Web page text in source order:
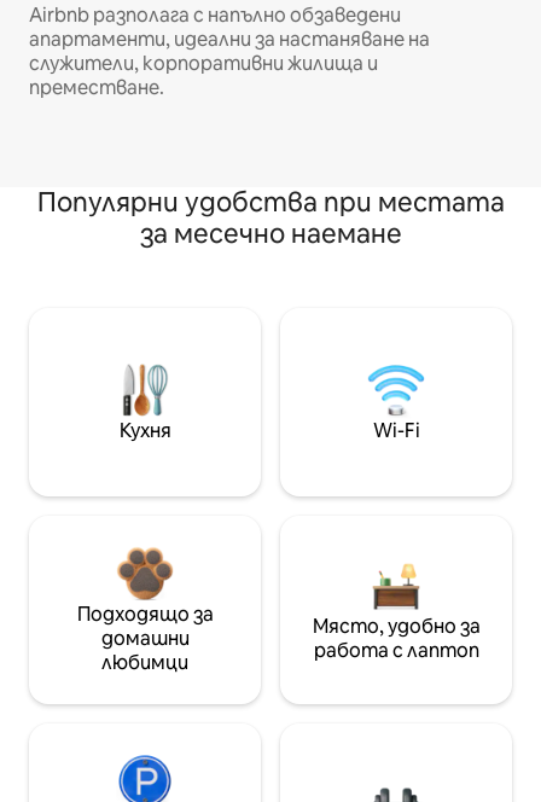
Airbnb разполага с напълно обзаведени
апартаменти, идеални за настаняване на
служители, корпоративни жилища и
преместване.
Популярни удобства при местата
за месечно наемане
Кухня Wi-Fi
Подходящо за
домашни
любимци
Място, удобно за
работа с лаптоп